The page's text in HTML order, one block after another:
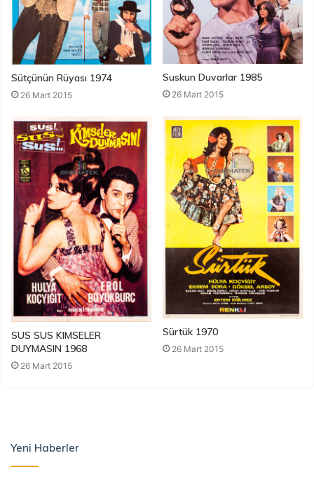
Sütçünün Rüyası 1974
26 Mart 2015
Suskun Duvarlar 1985
26 Mart 2015
SUS SUS KIMSELER
DUYMASIN 1968
26 Mart 2015
Sürtük 1970
26 Mart 2015
Yeni Haberler